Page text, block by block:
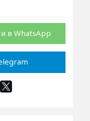
в WhatsApp